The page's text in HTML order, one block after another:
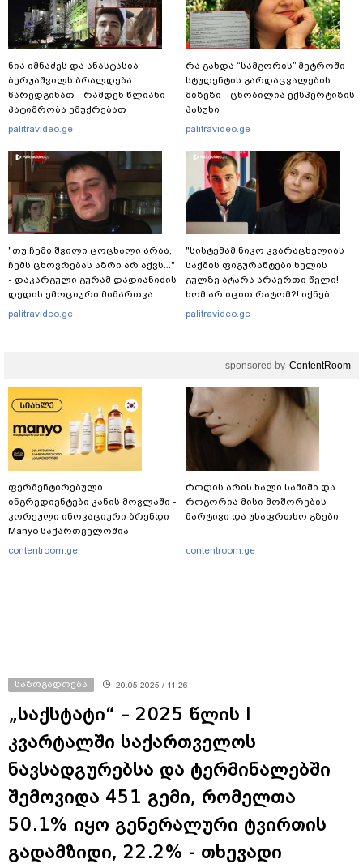
ნია იმნაძეს და ანასტასია
ბერუაშვილს ბრალდება
წარედგინათ - რამდენ წლიანი
პატიმრობა ემუქრებათ
არასრულწლოვნებს?
palitravideo.ge
"თუ ჩემი შვილი ცოცხალი არაა,
ჩემს ცხოვრებას აზრი არ აქვს..."
- დაკარგული გურამ დადიანიძის
დედის ემოციური მიმართვა
palitravideo.ge
რა გახდა “სამგორის” მეტროში
სტუდენტის გარდაცვალების
მიზეზი - ცნობილია ექსპერტიზის
პასუხი
palitravideo.ge
"სისტემამ ნიკო კვარაცხელიას
საქმის ფიგურანტები ხელის
გულზე ატარა არაერთი წელი!
ხომ არ იცით რატომ?! იქნებ
იმიტომ რომ თავად
palitravideo.ge
sponsored by ContentRoom
ფერმენტირებული
ინგრედიენტები კანის მოვლაში -
კორეული ინოვაციური ბრენდი
Manyo საქართველოშია
contentroom.ge
როდის არის ხალი საშიში და
როგორია მისი მოშორების
მარტივი და უსაფრთხო გზები
contentroom.ge
საზოგადოება 20.05.2025 / 11:26
„საქსტატი“ – 2025 წლის I
კვარტალში საქართველოს
ნავსადგურებსა და ტერმინალებში
შემოვიდა 451 გემი, რომელთა
50.1% იყო გენერალური ტვირთის
გადამზიდი, 22.2% - თხევადი